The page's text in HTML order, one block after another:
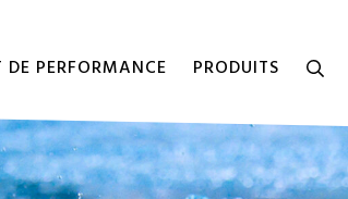
DE PERFORMANCE PRODUITS